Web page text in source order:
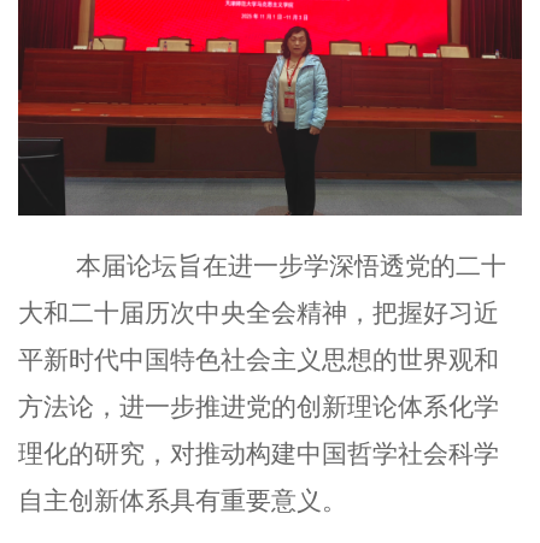
本届论坛旨在进一步学深悟透党的二十
大和二十届历次中央全会精神，把握好习近
平新时代中国特色社会主义思想的世界观和
方法论，进一步推进党的创新理论体系化学
理化的研究，对推动构建中国哲学社会科学
自主创新体系具有重要意义。